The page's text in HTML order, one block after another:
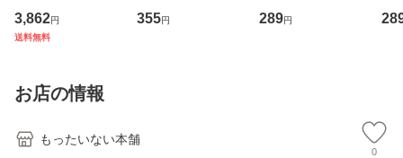
専門職の看護マネ
ジメントスキル 改
恵 藤本幸三 / 南江
堂 [単行
3,862円
送料無料
キューンレコード
[CD]【メール便送
355円
のがかり / [CD]
【メール便送料無
289円
産
お店の情報
もったいない本舗
0